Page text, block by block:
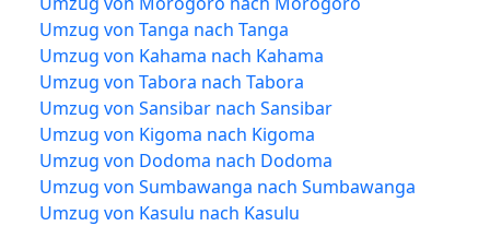
Umzug von Tanga nach Tanga
Umzug von Kahama nach Kahama
Umzug von Tabora nach Tabora
Umzug von Sansibar nach Sansibar
Umzug von Kigoma nach Kigoma
Umzug von Dodoma nach Dodoma
Umzug von Sumbawanga nach Sumbawanga
Umzug von Kasulu nach Kasulu